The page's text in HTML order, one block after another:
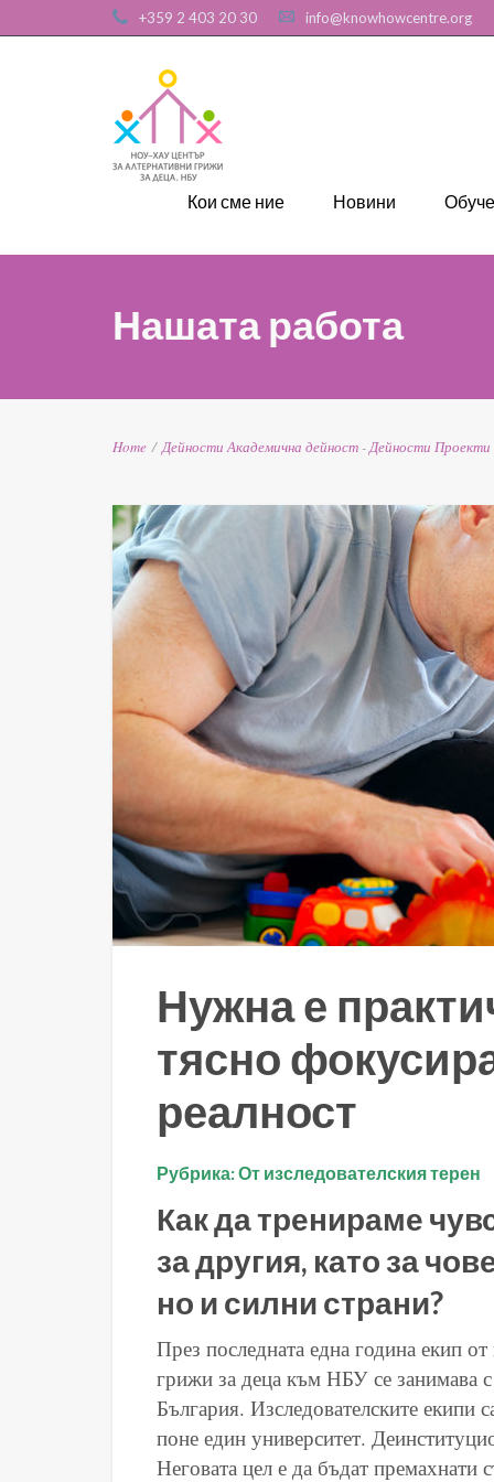
+359 2 403 20 30 info@knowhowcentre.org
Кои сме ние Новини
Нашата работа
Home / Дейности Академична дейност -Дейности Проекти
Нужна е
тясно
реалност
Рубрика: От изследователския терен
Как да тренираме
за другия, като за
но и силни страни?
През последната една година екип
грижи за деца към НБУ се занимава
България. Изследователските екипи
поне един университет.
Неговата цел е да бъдат